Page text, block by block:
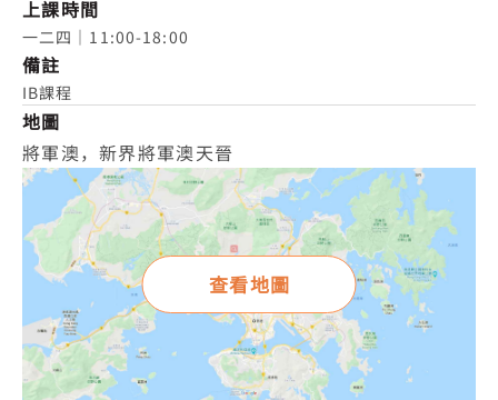
上課時間
一二四｜11:00-18:00
備註
IB課程
地圖
將軍澳，新界將軍澳天晉
查看地圖